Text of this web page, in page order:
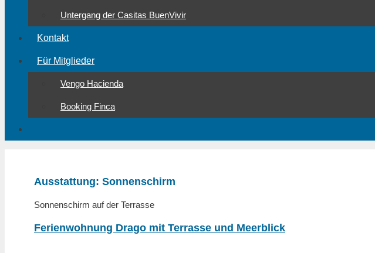
Untergang der Casitas BuenVivir
Kontakt
Für Mitglieder
Vengo Hacienda
Booking Finca
Ausstattung: Sonnenschirm
Sonnenschirm auf der Terrasse
Ferienwohnung Drago mit Terrasse und Meerblick